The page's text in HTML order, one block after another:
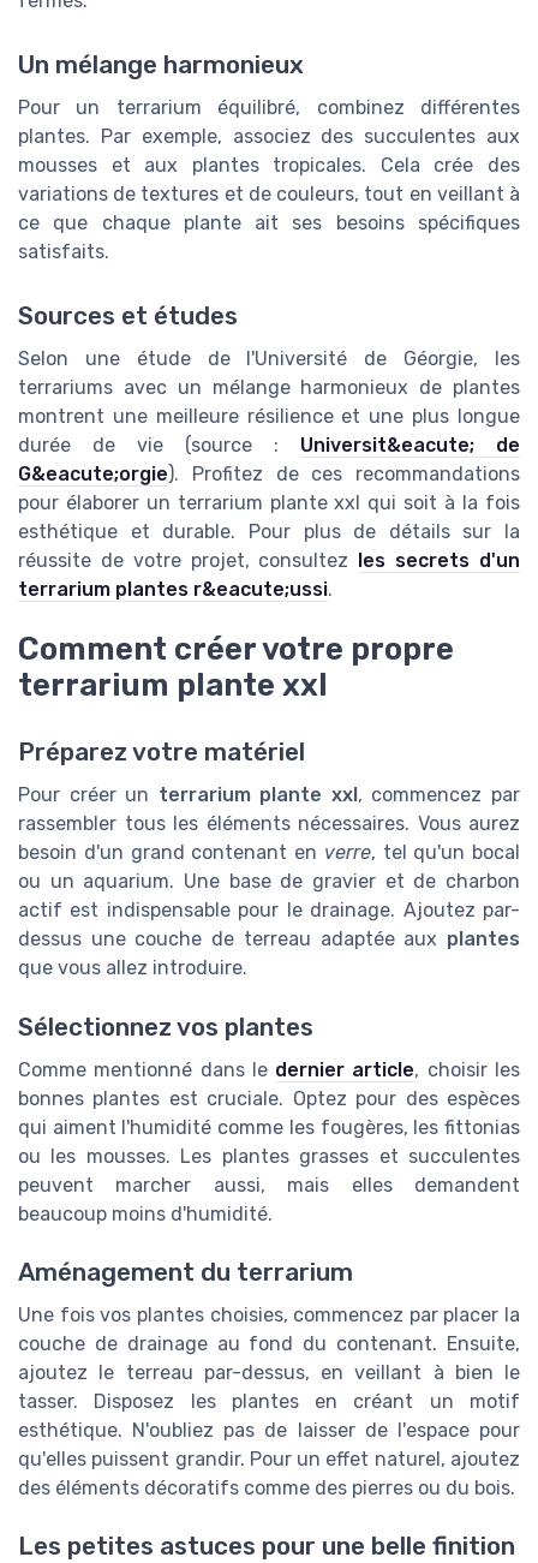
Un mélange harmonieux
Pour un terrarium équilibré, combinez différentes
plantes. Par exemple, associez des succulentes aux
mousses et aux plantes tropicales. Cela crée des
variations de textures et de couleurs, tout en veillant à
ce que chaque plante ait ses besoins spécifiques
satisfaits.
Sources et études
Selon une étude de l'Université de Géorgie, les
terrariums avec un mélange harmonieux de plantes
montrent une meilleure résilience et une plus longue
durée de vie (source : Universit&eacute; de
G&eacute;orgie). Profitez de ces recommandations
pour élaborer un terrarium plante xxl qui soit à la fois
esthétique et durable. Pour plus de détails sur la
réussite de votre projet, consultez les secrets d'un
terrarium plantes r&eacute;ussi.
Comment créer votre propre
terrarium plante xxl
Préparez votre matériel
Pour créer un terrarium plante xxl , commencez par
rassembler tous les éléments nécessaires. Vous aurez
besoin d'un grand contenant en verre, tel qu'un bocal
ou un aquarium. Une base de gravier et de charbon
actif est indispensable pour le drainage. Ajoutez par-
dessus une couche de terreau adaptée aux plantes
que vous allez introduire.
Sélectionnez vos plantes
Comme mentionné dans le dernier article, choisir les
bonnes plantes est cruciale. Optez pour des espèces
qui aiment l'humidité comme les fougères, les fittonias
ou les mousses. Les plantes grasses et succulentes
peuvent marcher aussi, mais elles demandent
beaucoup moins d'humidité.
Aménagement du terrarium
Une fois vos plantes choisies, commencez par placer la
couche de drainage au fond du contenant. Ensuite,
ajoutez le terreau par-dessus, en veillant à bien le
tasser. Disposez les plantes en créant un motif
esthétique. N'oubliez pas de laisser de l'espace pour
qu'elles puissent grandir. Pour un effet naturel, ajoutez
des éléments décoratifs comme des pierres ou du bois.
Les petites astuces pour une belle finition